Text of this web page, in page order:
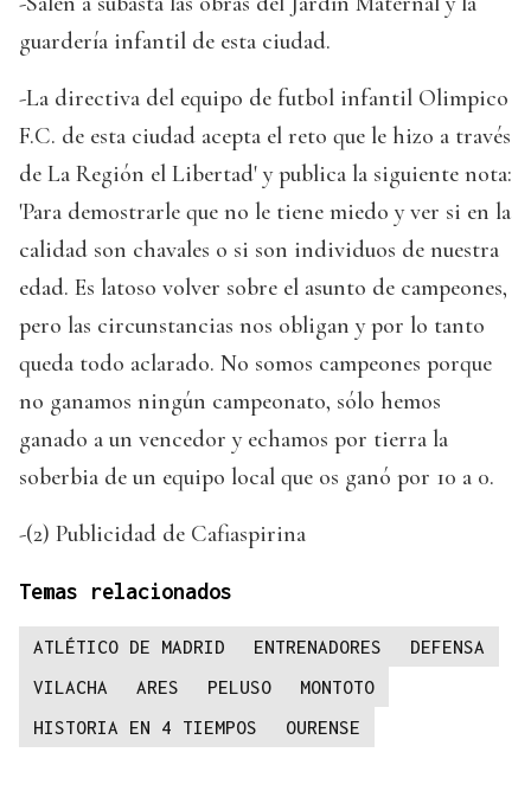
guardería infantil de esta ciudad.
-La directiva del equipo de futbol infantil Olimpico
F.C. de esta ciudad acepta el reto que le hizo a través
de La Región el Libertad' y publica la siguiente nota:
'Para demostrarle que no le tiene miedo y ver si en la
calidad son chavales o si son individuos de nuestra
edad. Es latoso volver sobre el asunto de campeones,
pero las circunstancias nos obligan y por lo tanto
queda todo aclarado. No somos campeones porque
no ganamos ningún campeonato, sólo hemos
ganado a un vencedor y echamos por tierra la
soberbia de un equipo local que os ganó por 10 a 0.
-(2) Publicidad de Cafiaspirina
Temas relacionados
ATLÉTICO DE MADRID ENTRENADORES
DEFENSA
VILACHA
ARES PELUSO
MONTOTO
HISTORIA EN 4 TIEMPOS
OURENSE